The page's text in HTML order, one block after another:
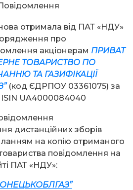
отримала від ПАТ «НДУ»
про
акціонерам ПРИВАТ
ТОВАРИСТВО ПО
ТА ГАЗИФІКАЦІЇ
(код ЄДРПОУ 03361075) за
UA4000084040
дистанційних зборів
на копію отриманого
повідомлення на
ПАТ «НДУ»: